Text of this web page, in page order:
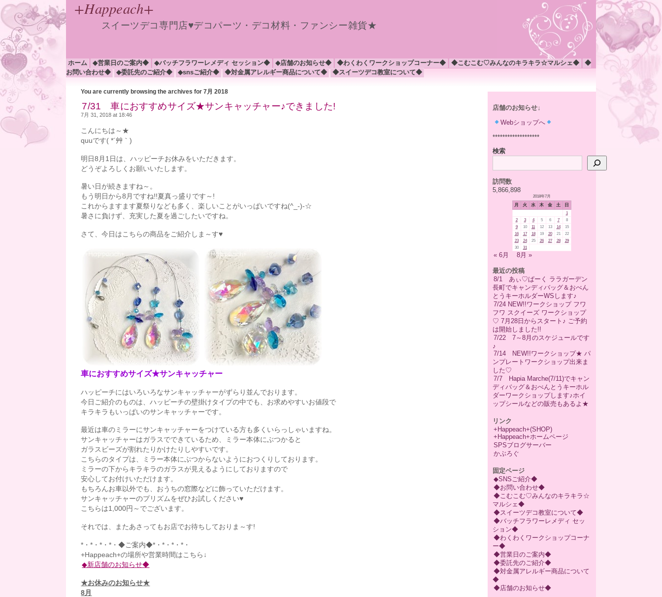
+Happeach+
スイーツデコ専門店♥デコパーツ・デコ材料・ファンシー雑貨★
ホーム ◆営業日のご案内◆ ◆バッチフラワーレメディ セッション◆ ◆店舗のお知らせ◆ ◆わくわくワークショップコーナー◆ ◆こむこむ♡みんなのキラキラ☆マルシェ◆
◆
お問い合わせ◆
◆委託先のご紹介◆ ◆snsご紹介◆ ◆対金属アレルギー商品について◆ ◆スイーツデコ教室について◆
店舗のお知らせ↓
Webショップへ
*******************
検索
訪問数
5,866,898
2018年7月
月 火 水 木 金 土 日
1
2
3 4 5 6 7
8
9
10 11 12 13 14
15
16
17 18 19 20 21
22
23
24 25 26 27 28
29
30
31
« 6月 8月 »
最近の投稿
8/1 あぃ♡ぱーく ララガーデン
長町でキャンディバッグ＆おべん
とうキーホルダーWSします♪
7/24 NEW!!ワークショップ フワ
フワ スクイーズ ワークショップ
♡ 7月28日からスタート♪ ご予約
は開始しました!!
7/22 7～8月のスケジュールです
♪
7/14 NEW!!ワークショップ★ パ
ンプレートワークショップ出来ま
した♡
7/7 Hapia Marche(7/11)でキャン
ディバッグ＆おべんとうキーホル
ダーワークショップします♪ホイ
ップシールなどの販売もあるよ★
リンク
+Happeach+(SHOP)
+Happeach+ホームページ
SPSブログサーバー
かぶろぐ
固定ページ
◆SNSご紹介◆
◆お問い合わせ◆
◆こむこむ♡みんなのキラキラ☆
マルシェ◆
◆スイーツデコ教室について◆
◆バッチフラワーレメディ セッ
ション◆
◆わくわくワークショップコーナ
ー◆
◆営業日のご案内◆
◆委託先のご紹介◆
◆対金属アレルギー商品について
◆
◆店舗のお知らせ◆
You are currently browsing the archives for 7月 2018
7/31 車におすすめサイズ★サンキャッチャー♪できました!
7月 31, 2018 at 18:46
こんにちは～★
quuです( *´艸｀)
明日8月1日は、ハッピーチお休みをいただきます。
どうぞよろしくお願いいたします。
暑い日が続きますね～。
もう明日から8月ですね!!夏真っ盛りです～!
これからますます夏祭りなども多く、楽しいことがいっぱいですね(^_-)-☆
暑さに負けず、充実した夏を過ごしたいですね。
さて、今日はこちらの商品をご紹介しま～す♥
車におすすめサイズ★サンキャッチャー
ハッピーチにはいろいろなサンキャッチャーがずらり並んでおります。
今日ご紹介のものは、ハッピーチの壁掛けタイプの中でも、お求めやすいお値段で
キラキラもいっぱいのサンキャッチャーです。
最近は車のミラーにサンキャッチャーをつけている方も多くいらっしゃいますね。
サンキャッチャーはガラスでできているため、ミラー本体にぶつかると
ガラスビーズが割れたりかけたりしやすいです。
こちらのタイプは、ミラー本体にぶつからないようにおつくりしております。
ミラーの下からキラキラのガラスが見えるようにしておりますので
安心してお付けいただけます。
もちろんお車以外でも、おうちの窓際などに飾っていただけます。
サンキャッチャーのプリズムをぜひお試しください♥
こちらは1,000円～でございます。
それでは、またあさってもお店でお待ちしておりま～す!
*・*・*・*・◆ご案内◆*・*・*・*・
+Happeach+の場所や営業時間はこちら↓
◆新店舗のお知らせ◆
★お休みのお知らせ★
8月